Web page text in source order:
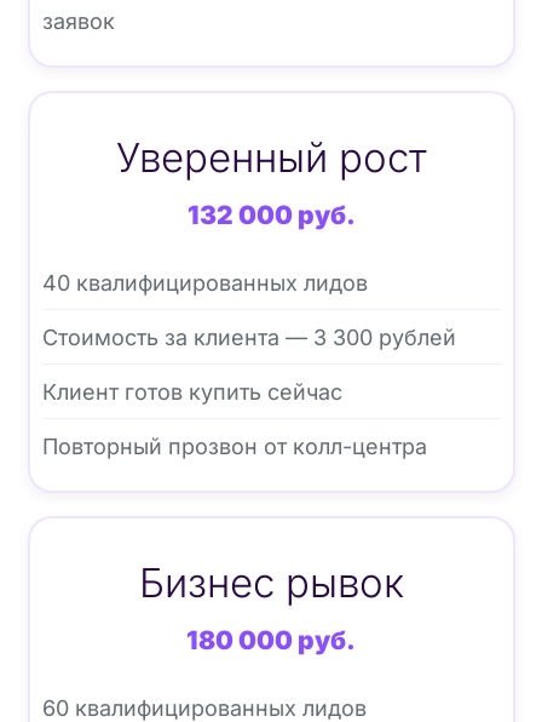
заявок
Уверенный рост
132 000 руб.
40 квалифицированных лидов
Стоимость за клиента — 3 300 рублей
Клиент готов купить сейчас
Повторный прозвон от колл-центра
Бизнес рывок
180 000 руб.
60 квалифицированных лидов